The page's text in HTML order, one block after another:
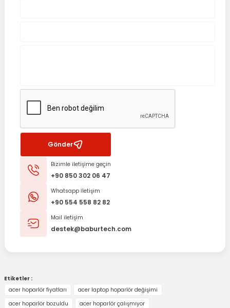
Gönder
Bizimle iletişime geçin
+90 850 302 06 47
Whatsapp İletişim
+90 554 558 82 82
Mail iletişim
destek@baburtech.com
Etiketler :
acer hoparlör fiyatları
acer laptop hoparlör değişimi
acer hoparlör bozuldu
acer hoparlör çalışmıyor